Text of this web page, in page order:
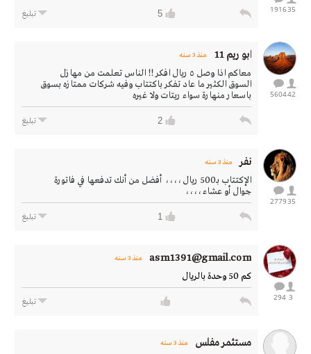
35
1916
5 تبليغ
42
5604
ابو ريم 11 منذ 3 سنه
معاكم اذا وصل ٥ ريال افكر !! الناس تعلمت من مهازل
السوق الكثير ما عاد تفكر باكتتاب وفيه شركات ممتازه بسوق
باسعار منهارة سواء ريتات ولا غيره
2 تبليغ
35
2779
نفر منذ 3 سنه
الإكتتاب بـ500 ريال ،،،، أفضل من أنك تدفعها في فاتورة
جوال أو عشاء ،،،،
1 تبليغ
3
294
asm1391@gmail.com منذ 3 سنه
كم 50 وحدة بالريال
تبليغ
مستثمر مفلس منذ 3 سنه